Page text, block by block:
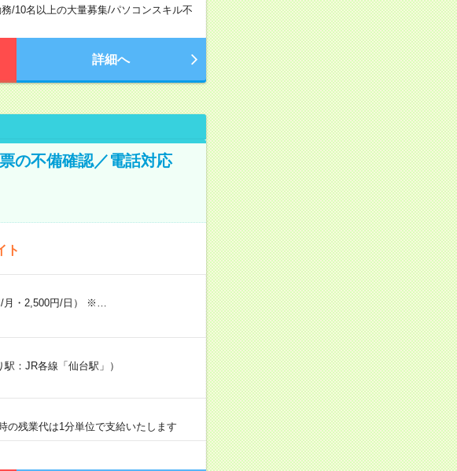
/10名以上の大量募集/パソコンスキル不
詳細へ
の不備確認／電話対応
ト
月・2,500円/日） ※…
：JR各線「仙台駅」）
残業代は1分単位で支給いたします